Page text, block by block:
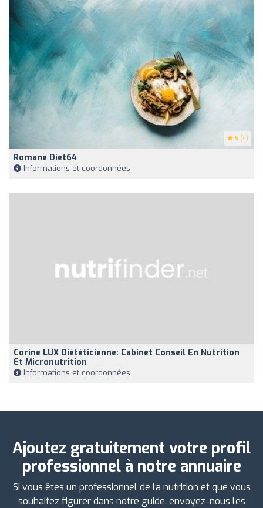
5 (4)
Romane Diet64
Informations et coordonnées
Corine LUX Diététicienne: Cabinet Conseil En Nutrition
Et Micronutrition
Informations et coordonnées
Ajoutez gratuitement votre profil
professionnel à notre annuaire
Si vous êtes un professionnel de la nutrition et que vous
souhaitez figurer dans notre guide, envoyez-nous les